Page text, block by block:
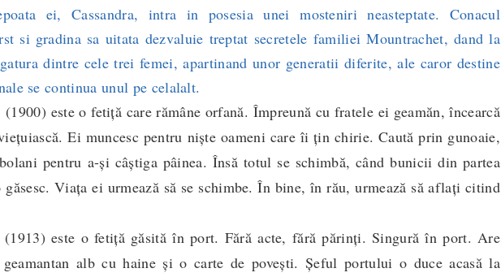
ei, Cassandra, intra in posesia unei mosteniri neasteptate. Conacul
si gradina sa uitata dezvaluie treptat secretele familiei Mountrachet, dand la
dintre cele trei femei, apartinand unor generatii diferite, ale caror destine
se continua unul pe celalalt.
(1900) este o fetiță care rămâne orfană. Împreună cu fratele ei geamăn, încearcă
Ei muncesc pentru niște oameni care îi țin chirie. Caută prin gunoaie,
pentru a-și câștiga pâinea. Însă totul se schimbă, când bunicii din partea
găsesc. Viața ei urmează să se schimbe. În bine, în rău, urmează să aflați citind
este o fetiță găsită în port. Fără acte, fără părinți. Singură în port. Are
alb cu haine și o carte de povești. Șeful portului o duce acasă la